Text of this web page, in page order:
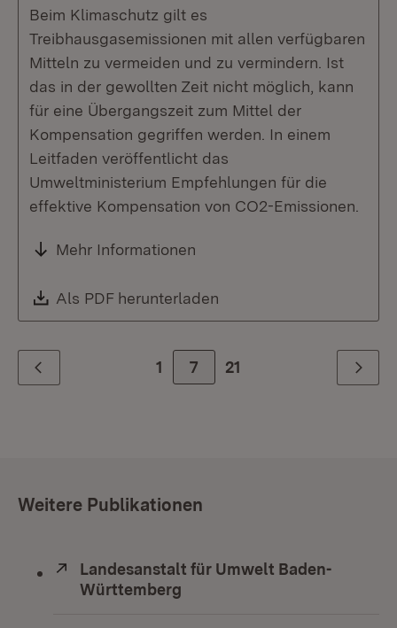
Beim Klimaschutz gilt es
Treibhausgasemissionen mit allen verfügbaren
Mitteln zu vermeiden und zu vermindern. Ist
das in der gewollten Zeit nicht möglich, kann
für eine Übergangszeit zum Mittel der
Kompensation gegriffen werden. In einem
Leitfaden veröffentlicht das
Umweltministerium Empfehlungen für die
effektive Kompensation von CO2-Emissionen.
Mehr Informationen
Download:
Als PDF herunterladen
Zurück 1 Zur Seite
7 21 Weiter
Weitere Publikationen
Extern:
Landesanstalt für Umwelt Baden-
Württemberg